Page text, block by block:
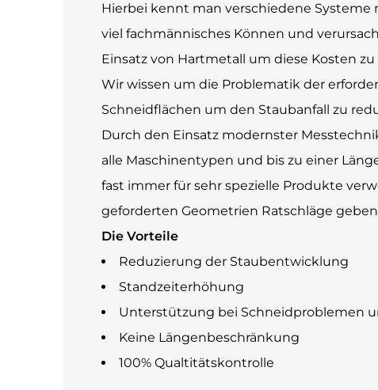
Hierbei kennt man verschiedene
viel fachmännisches Können und
Einsatz von Hartmetall um diese Kosten
Wir wissen um die Problematik der
Schneidflächen um den Staubanfall zu
Durch den Einsatz modernster
alle Maschinentypen und bis zu einer
fast immer für sehr spezielle Produkte
geforderten Geometrien Ratschläge
Die Vorteile
Reduzierung der Staubentwicklung
Standzeiterhöhung
Unterstützung bei Schneidproblemen
Keine Längenbeschränkung
100% Qualtitätskontrolle